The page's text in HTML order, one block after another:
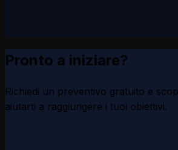
Pronto a iniziare?
Richiedi un preventivo gratuito e
aiutarti a raggiungere i tuoi obiettivi.